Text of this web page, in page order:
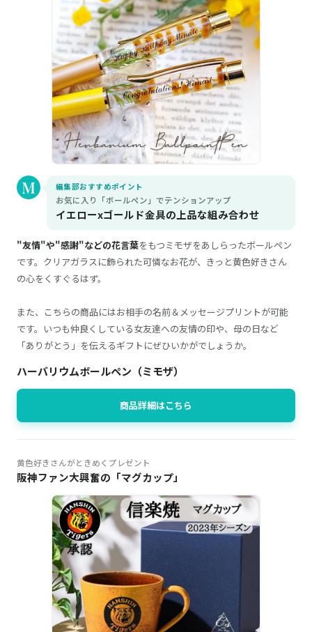
編集部おすすめポイント
お気に入り「ボールペン」でテンションアップ
イエローxゴールド金具の上品な組み合わせ
"友情"や"感謝"などの花言葉をもつミモザをあしらったボールペン
です。クリアガラスに飾られた可憐なお花が、きっと黄色好きさん
の心をくすぐるはず。
また、こちらの商品にはお相手の名前＆メッセージプリントが可能
です。いつも仲良くしている女友達への友情の印や、母の日など
「ありがとう」を伝えるギフトにぜひいかがでしょうか。
ハーバリウムボールペン（ミモザ）
商品詳細はこちら
黄色好きさんがときめくプレゼント
阪神ファン大興奮の「マグカップ」